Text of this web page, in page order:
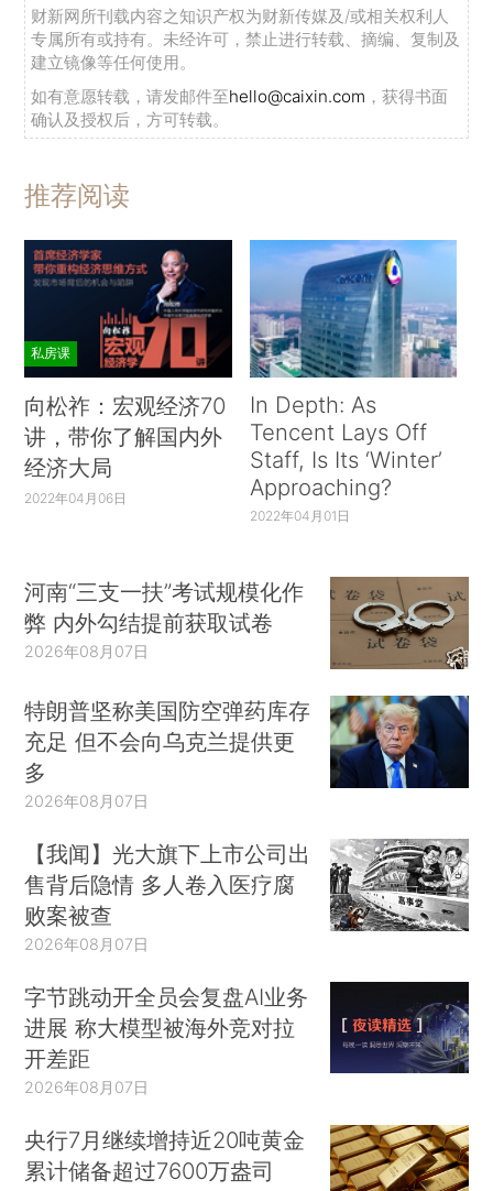
财新网所刊载内容之知识产权为财新传媒及/或相关权利人
专属所有或持有。未经许可，禁止进行转载、摘编、复制及
建立镜像等任何使用。
如有意愿转载，请发邮件至hello@caixin.com ，获得书面
确认及授权后，方可转载。
推荐阅读
私房课
向松祚：宏观经济70
讲，带你了解国内外
经济大局
2022年04月06日
In Depth: As
Tencent Lays Off
Staff, Is Its ‘Winter’
Approaching?
2022年04月01日
河南“三支一扶”考试规模化作
弊 内外勾结提前获取试卷
2026年08月07日
特朗普坚称美国防空弹药库存
充足 但不会向乌克兰提供更
多
2026年08月07日
【我闻】光大旗下上市公司出
售背后隐情 多人卷入医疗腐
败案被查
2026年08月07日
字节跳动开全员会复盘AI业务
进展 称大模型被海外竞对拉
开差距
2026年08月07日
央行7月继续增持近20吨黄金
累计储备超过7600万盎司